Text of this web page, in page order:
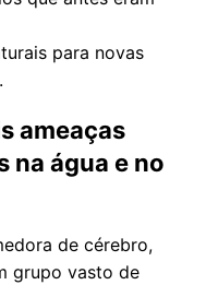
para novas
ameaças
na água e no
de cérebro,
grupo vasto de